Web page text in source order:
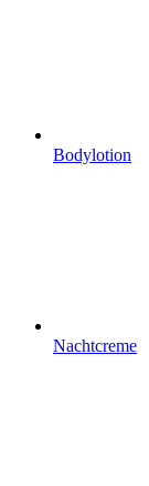
Bodylotion
Nachtcreme